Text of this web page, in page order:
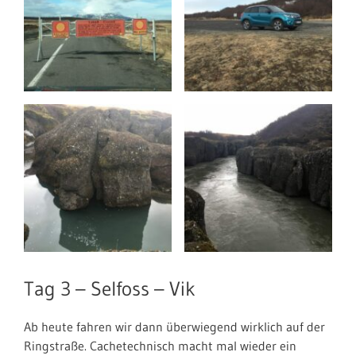
Tag 3 – Selfoss – Vik
Ab heute fahren wir dann überwiegend wirklich auf der
Ringstraße. Cachetechnisch macht mal wieder ein